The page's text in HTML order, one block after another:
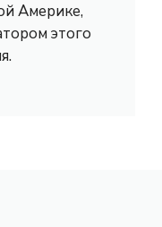
Америке,
этого